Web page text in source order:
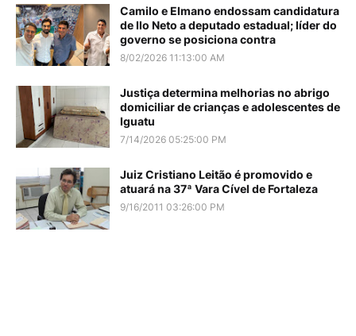
Camilo e Elmano endossam candidatura
de Ilo Neto a deputado estadual; líder do
governo se posiciona contra
8/02/2026 11:13:00 AM
Justiça determina melhorias no abrigo
domiciliar de crianças e adolescentes de
Iguatu
7/14/2026 05:25:00 PM
Juiz Cristiano Leitão é promovido e
atuará na 37ª Vara Cível de Fortaleza
9/16/2011 03:26:00 PM